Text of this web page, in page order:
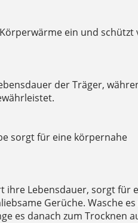
ein und schützt
der Träger,
sorgt für eine körpernahe
ihre Lebensdauer, sorgt für
Gerüche. Wasche
es danach zum Trocknen